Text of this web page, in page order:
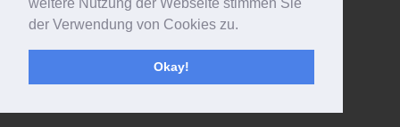
der Verwendung von Cookies zu.
Okay!